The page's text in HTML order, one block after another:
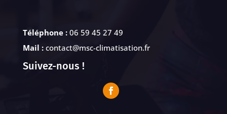
Téléphone : 06 59 45 27 49
Mail :contact@msc-climatisation.fr
Suivez-nous !